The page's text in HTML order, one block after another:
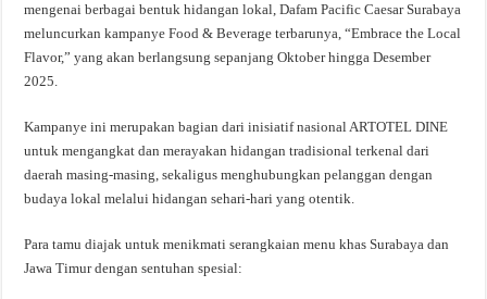
mengenai berbagai bentuk hidangan lokal, Dafam Pacific Caesar Surabaya
meluncurkan kampanye Food & Beverage terbarunya, “Embrace the Local
Flavor,” yang akan berlangsung sepanjang Oktober hingga Desember
2025.
Kampanye ini merupakan bagian dari inisiatif nasional ARTOTEL DINE
untuk mengangkat dan merayakan hidangan tradisional terkenal dari
daerah masing-masing, sekaligus menghubungkan pelanggan dengan
budaya lokal melalui hidangan sehari-hari yang otentik.
Para tamu diajak untuk menikmati serangkaian menu khas Surabaya dan
Jawa Timur dengan sentuhan spesial: